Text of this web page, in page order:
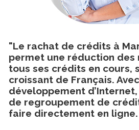
"Le rachat de crédits à
permet une réduction des
tous ses crédits en cours,
croissant de Français.
développement
de regroupement de
faire directement en ligne.